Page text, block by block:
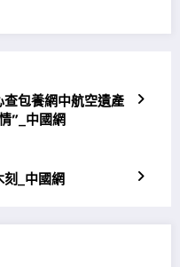
包養網中航空遺產
”_中國網
_中國網